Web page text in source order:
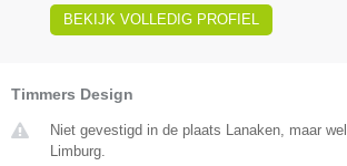
BEKIJK VOLLEDIG PROFIEL
Timmers Design
Niet gevestigd in de plaats Lanaken, maar
Limburg.